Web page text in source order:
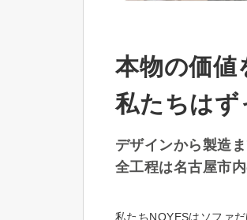
本物の価値
私たちは
デザインから製造
全工程は名古屋市
私たちNOYESはソファ